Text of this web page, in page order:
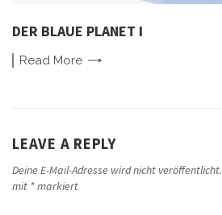
DER BLAUE PLANET I
Read More
LEAVE A REPLY
Deine E-Mail-Adresse wird nicht veröffentlicht.
mit *markiert